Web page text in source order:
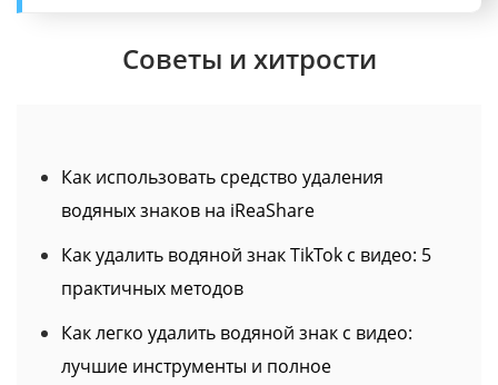
Советы и хитрости
Как использовать средство удаления
водяных знаков на iReaShare
Как удалить водяной знак TikTok с видео: 5
практичных методов
Как легко удалить водяной знак с видео:
лучшие инструменты и полное